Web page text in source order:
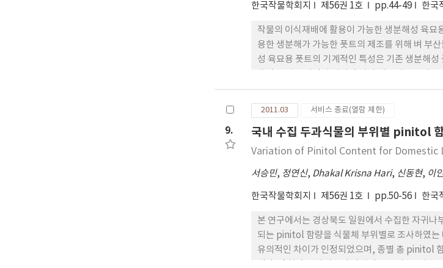
한국작물학회지 제56권 1호 pp.44-49 한국
작물의 이식재배에 활용이 가능한 생분해성 육묘
용한 생분해가 가능한 폿트의 제조를 위해 벼 부
성 육묘용 폿트의 기계적인 특성은 기존 생분해
일어나지 않은 지피폿트에 비해 생분해성 폿트
의 작은 조각으로 분해됨을 관찰하였다. 4. 생분
기준이 정하는 생분해성 수지의 함량기준에 충족
피폿트에 비해 왕성한 분해력을 보여 일반 농업
9.
2011.03 서비스 종료(열람 제한)
국내 수집 두과식물의 부위별 pinitol 함
Variation of Pinitol Content for Domestic
서승민, 정연신, Dhakal Krisna Hari, 신동현, 이
한국작물학회지 제56권 1호 pp.50-56 한국
본 연구에서는 경상북도 일원에서 수집한 자귀
되는 pinitol 함량을 식물체 부위별로 조사하였
유의적인 차이가 인정되었으며, 종별 총 pinitol